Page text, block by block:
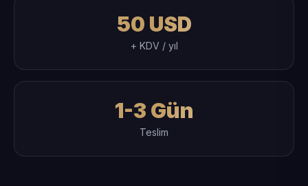
50 USD
+ KDV / yıl
1-3 Gün
Teslim